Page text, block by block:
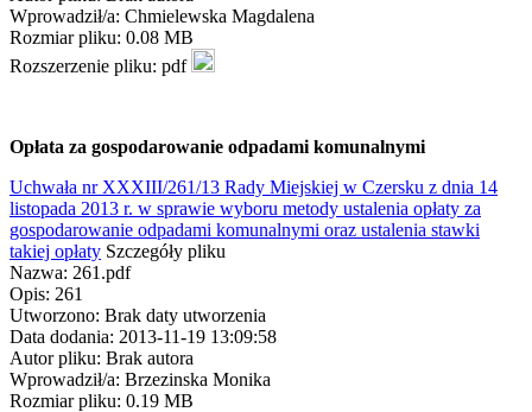
Wprowadził/a: Chmielewska Magdalena
Rozmiar pliku: 0.08 MB
Rozszerzenie pliku: pdf
Opłata za gospodarowanie odpadami komunalnymi
Uchwała nr XXXIII/261/13 Rady Miejskiej w Czersku z dnia 14
listopada 2013 r. w sprawie wyboru metody ustalenia opłaty za
gospodarowanie odpadami komunalnymi oraz ustalenia stawki
takiej opłaty Szczegóły pliku
Nazwa: 261.pdf
Opis: 261
Utworzono: Brak daty utworzenia
Data dodania: 2013-11-19 13:09:58
Autor pliku: Brak autora
Wprowadził/a: Brzezinska Monika
Rozmiar pliku: 0.19 MB